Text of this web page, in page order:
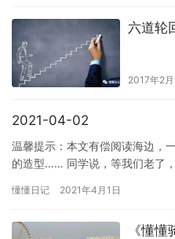
六道轮
2017年2
2021-04-02
温馨提示：本文有偿阅读海边，
的造型…… 同学说，等我们老了
懂懂日记 2021年4月1日
《懂